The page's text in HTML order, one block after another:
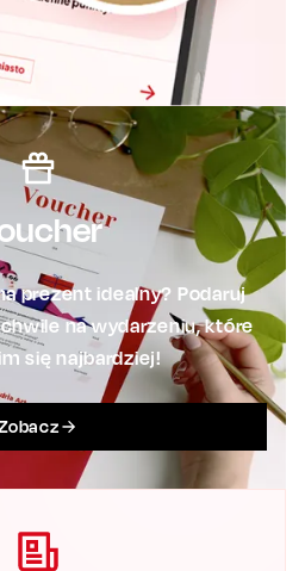
prezent idealny? Podaruj
na wydarzeniu, które
się najbardziej!